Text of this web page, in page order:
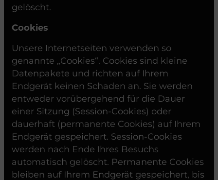
gelöscht.
Cookies
Unsere Internetseiten verwenden so
genannte „Cookies“. Cookies sind kleine
Datenpakete und richten auf Ihrem
Endgerät keinen Schaden an. Sie werden
entweder vorübergehend für die Dauer
einer Sitzung (Session-Cookies) oder
dauerhaft (permanente Cookies) auf Ihrem
Endgerät gespeichert. Session-Cookies
werden nach Ende Ihres Besuchs
automatisch gelöscht. Permanente Cookies
bleiben auf Ihrem Endgerät gespeichert, bis